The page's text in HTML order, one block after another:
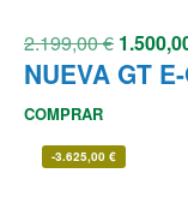
2.199,00€
NUEVA GT
COMPRAR
-3.625,00 €